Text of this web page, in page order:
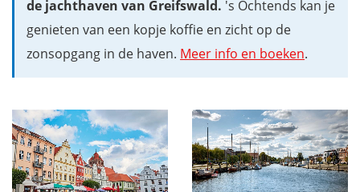
de jachthaven van Greifswald. 's Ochtends kan je
genieten van een kopje koffie en zicht op de
zonsopgang in de haven. Meer info en boeken.